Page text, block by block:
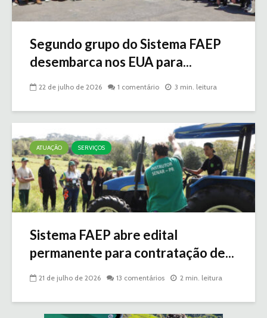
Segundo grupo do Sistema FAEP
desembarca nos EUA para...
22 de julho de 2026 1 comentário 3 min. leitura
ATUAÇÃO SERVIÇOS
Sistema FAEP abre edital
permanente para contratação de...
21 de julho de 2026 13 comentários 2 min. leitura